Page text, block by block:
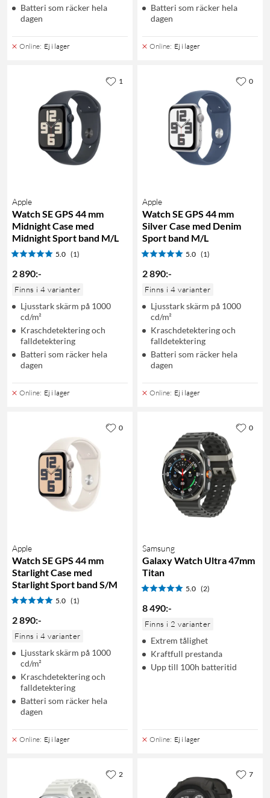
Batteri som räcker hela
dagen
Online: Ej i lager
Batteri som räcker hela
dagen
Online: Ej i lager
Apple
Watch SE GPS 44 mm
Midnight Case med
Midnight Sport band M/L
5.0 (1)
2 890:-
Finns i 4 varianter
Ljusstark skärm på 1000
cd/m²
Kraschdetektering och
falldetektering
Batteri som räcker hela
dagen
Online: Ej i lager
1
Apple
Watch SE GPS 44 mm
Silver Case med Denim
Sport band M/L
5.0 (1)
2 890:-
Finns i 4 varianter
Ljusstark skärm på 1000
cd/m²
Kraschdetektering och
falldetektering
Batteri som räcker hela
dagen
Online: Ej i lager
0
Apple
Watch SE GPS 44 mm
Starlight Case med
Starlight Sport band S/M
5.0 (1)
2 890:-
Finns i 4 varianter
Ljusstark skärm på 1000
cd/m²
Kraschdetektering och
falldetektering
Batteri som räcker hela
dagen
Online: Ej i lager
0
Samsung
Galaxy Watch Ultra 47mm
Titan
5.0 (2)
8 490:-
Finns i 2 varianter
Extrem tålighet
Kraftfull prestanda
Upp till 100h batteritid
Online: Ej i lager
0
2 7